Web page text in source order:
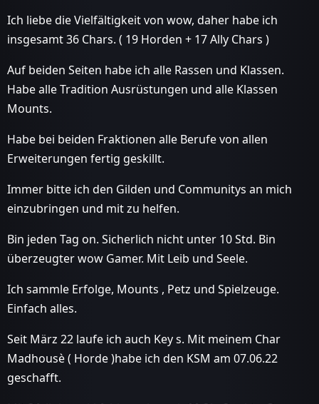
Ich liebe die Vielfältigkeit von wow, daher habe ich
insgesamt 36 Chars. ( 19 Horden + 17 Ally Chars )
Auf beiden Seiten habe ich alle Rassen und Klassen.
Habe alle Tradition Ausrüstungen und alle Klassen
Mounts.
Habe bei beiden Fraktionen alle Berufe von allen
Erweiterungen fertig geskillt.
Immer bitte ich den Gilden und Communitys an mich
einzubringen und mit zu helfen.
Bin jeden Tag on. Sicherlich nicht unter 10 Std. Bin
überzeugter wow Gamer. Mit Leib und Seele.
Ich sammle Erfolge, Mounts , Petz und Spielzeuge.
Einfach alles.
Seit März 22 laufe ich auch Key s. Mit meinem Char
Madhousè ( Horde )habe ich den KSM am 07.06.22
geschafft.